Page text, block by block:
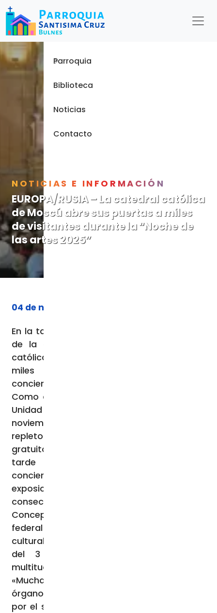
NOTICIAS E INFORMACIÓN
EUROPA/RUSIA – La catedral católica
de Moscú abre sus puertas a miles
de visitantes durante la “Noche de
las artes 2025”
04 de noviembre de 2025
En la tarde del 3 de noviembre, con motivo
de la «Noche de las artes», la catedral
católica de Moscú ha abierto sus puertas a
miles de visitantes, ofreciendo tres
conciertos gratuitos.
Como cada año, con motivo del Día de la
Unidad Nacional, los días 3 y 4 de
noviembre en la Federación Rusa están
repletos de eventos artísticos y culturales
gratuitos celebrados principalmente por la
tarde y durante la noche: clases,
conciertos, espectáculos teatrales,
exposiciones y talleres. Por tercer año
consecutivo, la Catedral de la Inmaculada
Concepción se ha incorporado al circuito
federal de lugares de interés histórico-
cultural y, entre las 20:00 y la medianoche
del 3 de noviembre, ha acogido a
multitudes de ciudadanos.
«Mucha gente se siente atraída por el
órgano, uno de los más grandes de Rusia, y
por el sentido de misterio que suscitan las
Menu
Inicio
Parroquia
Biblioteca
Noticias
Contacto